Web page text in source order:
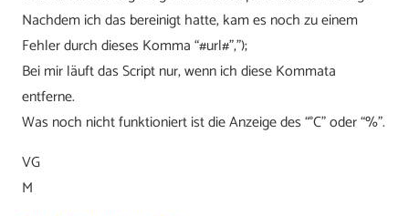
Nachdem ich das bereinigt hatte, kam es noch zu einem
Fehler durch dieses Komma “#url#”,”);
Bei mir läuft das Script nur, wenn ich diese Kommata
entferne.
Was noch nicht funktioniert ist die Anzeige des “°C” oder “%”.
VG
M